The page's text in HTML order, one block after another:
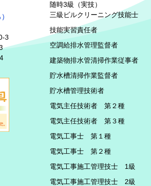
3
随時3級（実技）
三級ビルクリーニング技能士
技能実習責任者
空調給排水管理監督者
建築物排水管清掃作業従事者
貯水槽清掃作業監督者
貯水槽管理技術者
電気主任技術者 第２種
電気主任技術者 第３種
電気工事士 第１種
電気工事士 第２種
電気工事施工管理技士 1級
電気工事施工管理技士 2級